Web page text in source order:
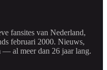
fansites van Nederland,
februari 2000. Nieuws,
— al meer dan 26 jaar lang.